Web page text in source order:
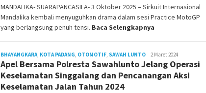
MANDALIKA- SUARAPANCASILA- 3 Oktober 2025 – Sirkuit Internasional
Mandalika kembali menyuguhkan drama dalam sesi Practice MotoGP
yang berlangsung penuh tensi. Baca Selengkapnya
BHAYANGKARA, KOTA PADANG, OTOMOTIF, SAWAH LUNTO Redaksi
2 Maret 2024
Apel Bersama Polresta Sawahlunto Jelang Operasi
Keselamatan Singgalang dan Pencanangan Aksi
Keselamatan Jalan Tahun 2024